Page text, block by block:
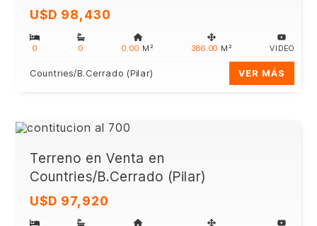
U$D 98,430
0 0 0.00 M² 386.00 M² VIDEO
Countries/B.Cerrado (Pilar) VER MÁS
Terreno en Venta en
Countries/B.Cerrado (Pilar)
U$D 97,920